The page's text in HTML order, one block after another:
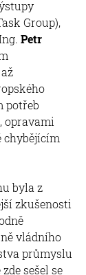
Group),
Petr
potřeb
opravami
chybějícím
byla z
zkušenosti
vládního
průmyslu
sešel se